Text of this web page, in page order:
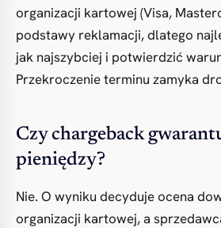
organizacji kartowej (Visa,
podstawy reklamacji, dlatego
jak najszybciej i potwierdzić
Przekroczenie terminu zamyka
Czy chargeback
pieniędzy?
Nie. O wyniku decyduje ocena
organizacji kartowej, a